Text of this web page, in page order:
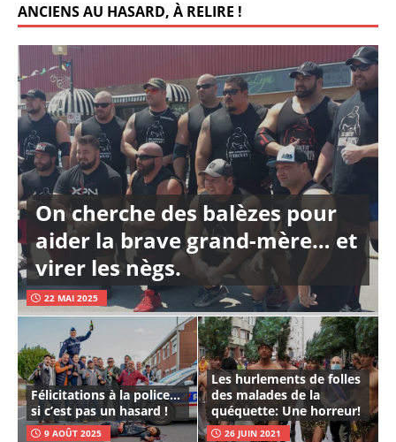
ANCIENS AU HASARD, À RELIRE !
On cherche des balèzes pour
aider la brave grand-mère… et
virer les nègs.
22 MAI 2025
Félicitations à la police…
si c’est pas un hasard !
9 AOÛT 2025
Les hurlements de folles
des malades de la
quéquette: Une horreur!
26 JUIN 2021